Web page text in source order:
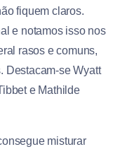
fiquem claros.
e notamos isso nos
rasos e comuns,
Destacam-se Wyatt
e Mathilde
misturar